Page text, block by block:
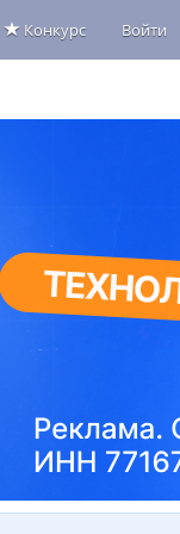
Конкурс Войти